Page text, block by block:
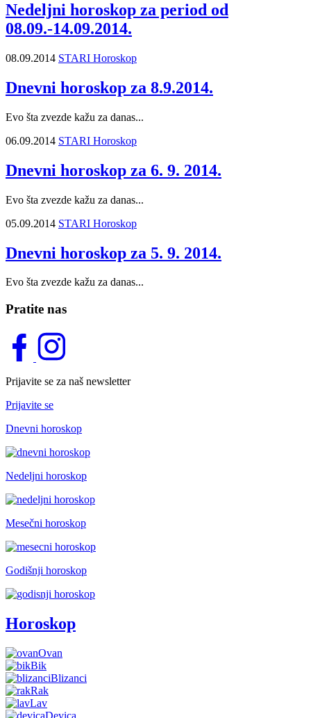
Nedeljni horoskop za period od
08.09.-14.09.2014.
08.09.2014 STARI Horoskop
Dnevni horoskop za 8.9.2014.
Evo šta zvezde kažu za danas...
06.09.2014 STARI Horoskop
Dnevni horoskop za 6. 9. 2014.
Evo šta zvezde kažu za danas...
05.09.2014 STARI Horoskop
Dnevni horoskop za 5. 9. 2014.
Evo šta zvezde kažu za danas...
Pratite nas
Prijavite se za naš newsletter
Prijavite se
Dnevni horoskop
Nedeljni horoskop
Mesečni horoskop
Godišnji horoskop
Horoskop
Ovan
Bik
Blizanci
Rak
Lav
Devica